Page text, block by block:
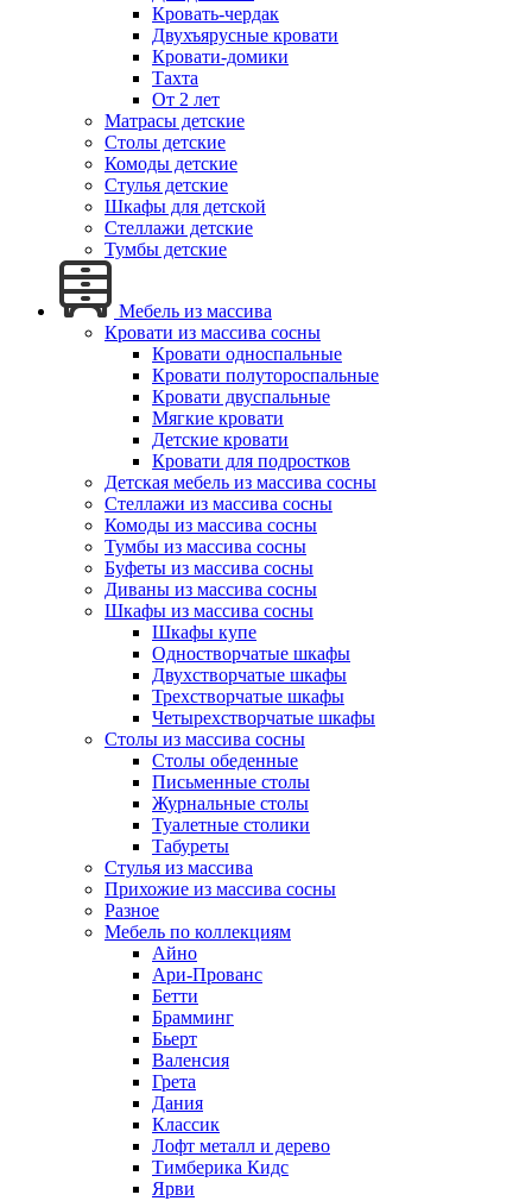
Кровать-чердак
Двухъярусные кровати
Кровати-домики
Тахта
От 2 лет
Матрасы детские
Столы детские
Комоды детские
Стулья детские
Шкафы для детской
Стеллажи детские
Тумбы детские
Мебель из массива
Кровати из массива сосны
Кровати односпальные
Кровати полутороспальные
Кровати двуспальные
Мягкие кровати
Детские кровати
Кровати для подростков
Детская мебель из массива сосны
Стеллажи из массива сосны
Комоды из массива сосны
Тумбы из массива сосны
Буфеты из массива сосны
Диваны из массива сосны
Шкафы из массива сосны
Шкафы купе
Одностворчатые шкафы
Двухстворчатые шкафы
Трехстворчатые шкафы
Четырехстворчатые шкафы
Столы из массива сосны
Столы обеденные
Письменные столы
Журнальные столы
Туалетные столики
Табуреты
Стулья из массива
Прихожие из массива сосны
Разное
Мебель по коллекциям
Айно
Ари-Прованс
Бетти
Брамминг
Бьерт
Валенсия
Грета
Дания
Классик
Лофт металл и дерево
Тимберика Кидс
Ярви